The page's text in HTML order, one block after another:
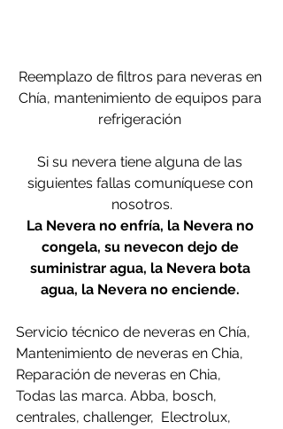
Reemplazo de filtros para neveras en
Chía, mantenimiento de equipos para
refrigeración
Si su nevera tiene alguna de las
siguientes fallas comuníquese con
nosotros.
La Nevera no enfría, la Nevera no
congela, su nevecon dejo de
suministrar agua, la Nevera bota
agua, la Nevera no enciende.
Servicio técnico de neveras en Chía,
Mantenimiento de neveras en Chia,
Reparación de neveras en Chia,
Todas las marca. Abba, bosch,
centrales, challenger,  Electrolux,